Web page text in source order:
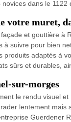
dans le 1122
votre muret,
et gouttière à
suivre pour bien
adaptés à
sûrs et durables,
sur-morges
le rendu visuel
lentement